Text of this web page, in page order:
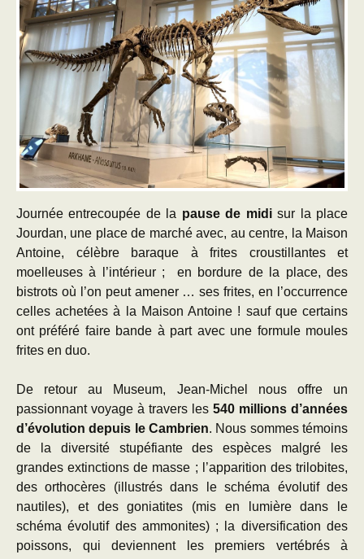
Journée entrecoupée de la pause de midisur la place
Jourdan, une place de marché avec, au centre, la Maison
Antoine, célèbre baraque à frites croustillantes et
moelleuses à l’intérieur ; en bordure de la place, des
bistrots où l’on peut amener … ses frites, en l’occurrence
celles achetées à la Maison Antoine ! sauf que certains
ont préféré faire bande à part avec une formule moules
frites en duo.
De retour au Museum, Jean-Michel nous offre un
passionnant voyage à travers les 540 millions d’années
d’évolution depuis le Cambrien. Nous sommes témoins
de la diversité stupéfiante des espèces malgré les
grandes extinctions de masse ; l’apparition des trilobites,
des orthocères (illustrés dans le schéma évolutif des
nautiles), et des goniatites (mis en lumière dans le
schéma évolutif des ammonites) ; la diversification des
poissons, qui deviennent les premiers vertébrés à